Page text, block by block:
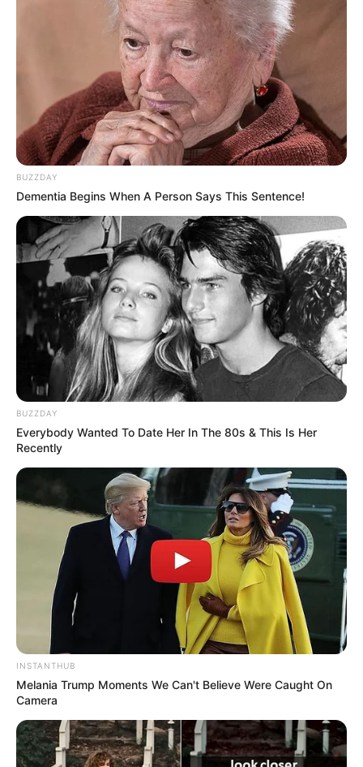
BUZZDAY
Dementia Begins When A Person Says This Sentence!
BUZZDAY
Everybody Wanted To Date Her In The 80s & This Is Her
Recently
INSTANTHUB
Melania Trump Moments We Can't Believe Were Caught On
Camera